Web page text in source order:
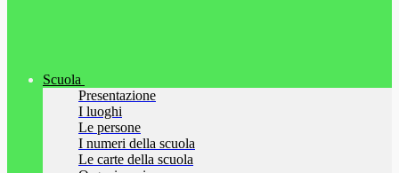
Scuola
Presentazione
I luoghi
Le persone
I numeri della scuola
Le carte della scuola